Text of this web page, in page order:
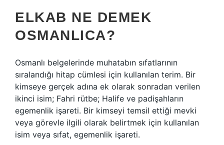
ELKAB NE DEMEK
OSMANLICA?
Osmanlı belgelerinde muhatabın sıfatlarının
sıralandığı hitap cümlesi için kullanılan terim. Bir
kimseye gerçek adına ek olarak sonradan verilen
ikinci isim; Fahri rütbe; Halife ve padişahların
egemenlik işareti. Bir kimseyi temsil ettiği mevki
veya görevle ilgili olarak belirtmek için kullanılan
isim veya sıfat, egemenlik işareti.